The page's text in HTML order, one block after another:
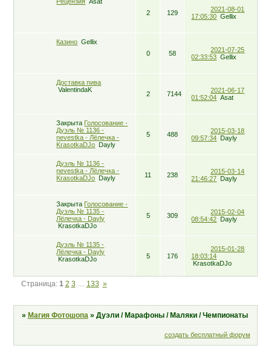
2
129
2021-08-01
17:05:30 Gellix
Казино Gellix
0
58
2021-07-25
02:33:53 Gellix
Доставка пива
ValentindaK
2 7144
2021-06-17
01:52:04 Asat
Закрыта Голосование -
Дуэль № 1136 -
nevestka - Лёлечка -
KrasotkaDJo Dayly
5 488
2015-03-18
09:57:34 Dayly
Дуэль № 1136 -
nevestka - Лёлечка -
KrasotkaDJo Dayly 11 238
2015-03-14
21:46:27 Dayly
Закрыта Голосование -
Дуэль № 1135 -
Лёлечка - Dayly
KrasotkaDJo
5 309
2015-02-04
08:54:42 Dayly
Дуэль № 1135 -
Лёлечка - Dayly
KrasotkaDJo
5 176
2015-01-28
18:03:14
KrasotkaDJo
Страница: 1 2 3 133 »
» Магия Фотошопа » Дуэли / Марафоны / Маляки / Чемпионаты
создать бесплатный форум